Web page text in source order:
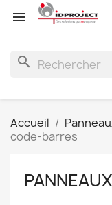

search
Accueil
code-barres